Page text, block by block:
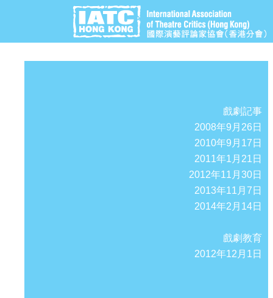
戲劇記事
2008年9月26日
2010年9月17日
2011年1月21日
2012年11月30日
2013年11月7日
2014年2月14日
戲劇教育
2012年12月1日